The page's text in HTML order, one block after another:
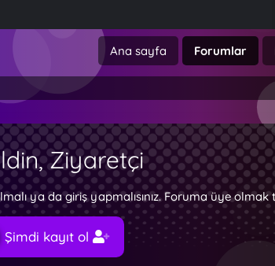
Ana sayfa Forumlar
Ziyaretçi
ya da giriş yapmalısınız. Foruma üye olmak
Şimdi kayıt ol